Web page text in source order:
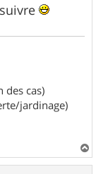
des cas)
jardinage)
a